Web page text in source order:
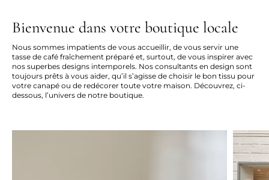
Bienvenue dans votre boutique locale
Nous sommes impatients de vous accueillir, de vous servir une
tasse de café fraîchement préparé et, surtout, de vous inspirer avec
nos superbes designs intemporels. Nos consultants en design sont
toujours prêts à vous aider, qu’il s’agisse de choisir le bon tissu pour
votre canapé ou de redécorer toute votre maison. Découvrez, ci-
dessous, l’univers de notre boutique.